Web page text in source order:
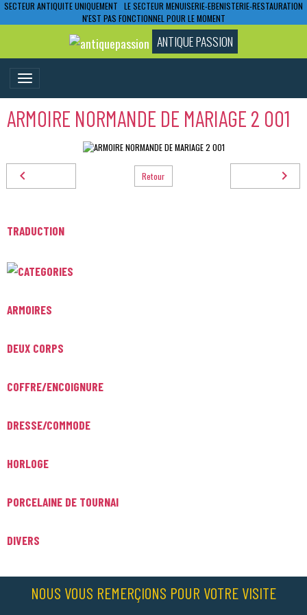
SECTEUR ANTIQUITE UNIQUEMENT LE SECTEUR MENUISERIE-EBENISTERIE-RESTAURATION
N'EST PAS FONCTIONNEL POUR LE MOMENT
ANTIQUE PASSION
ARMOIRE NORMANDE DE MARIAGE 2 001
Retour
TRADUCTION
ARMOIRES
DEUX CORPS
COFFRE/ENCOIGNURE
DRESSE/COMMODE
HORLOGE
PORCELAINE DE TOURNAI
DIVERS
NOUS VOUS REMERÇIONS POUR VOTRE VISITE